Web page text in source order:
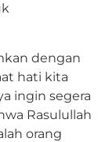
dengan
hati kita
ingin segera
Rasulullah
orang